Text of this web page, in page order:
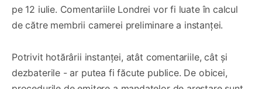
pe 12 iulie. Comentariile Londrei vor fi luate în calcul
de către membrii camerei preliminare a instanței.
Potrivit hotărârii instanței, atât comentariile, cât și
dezbaterile - ar putea fi făcute publice. De obicei,